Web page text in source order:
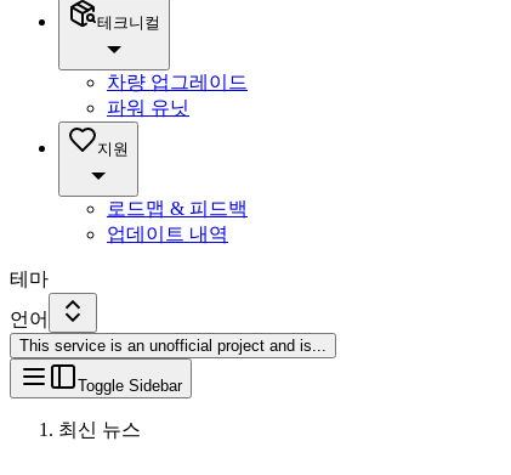
테크니컬
차량 업그레이드
파워 유닛
지원
로드맵 & 피드백
업데이트 내역
테마
언어
This service is an unofficial project and is...
Toggle Sidebar
최신 뉴스